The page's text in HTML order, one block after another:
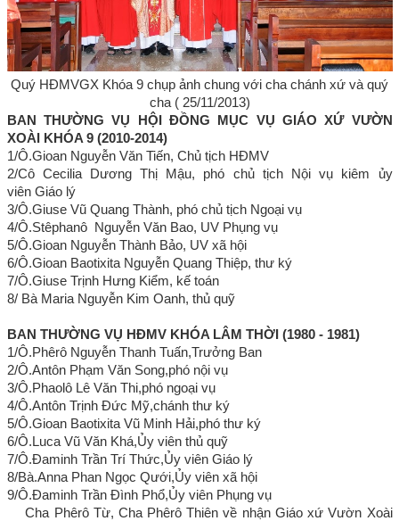
Quý HĐMVGX Khóa 9 chụp ảnh chung với cha chánh xứ và quý
cha ( 25/11/2013)
BAN THƯỜNG VỤ HỘI ĐỒNG MỤC VỤ GIÁO XỨ VƯỜN
XOÀI KHÓA 9 (2010-2014)
1/Ô.Gioan Nguyễn Văn Tiến, Chủ tịch HĐMV
2/Cô Cecilia Dương Thị Mậu, phó chủ tịch Nội vụ kiêm ủy
viên Giáo lý
3/Ô.Giuse Vũ Quang Thành, phó chủ tịch Ngoại vụ
4/Ô.Stêphanô Nguyễn Văn Bao, UV Phụng vụ
5/Ô.Gioan Nguyễn Thành Bảo, UV xã hội
6/Ô.Gioan Baotixita Nguyễn Quang Thiệp, thư ký
7/Ô.Giuse Trịnh Hưng Kiểm, kế toán
8/ Bà Maria Nguyễn Kim Oanh, thủ quỹ
BAN THƯỜNG VỤ HĐMV KHÓA LÂM THỜI (1980 - 1981)
1/Ô.Phêrô Nguyễn Thanh Tuấn,Trưởng Ban
2/Ô.Antôn Phạm Văn Song,phó nội vụ
3/Ô.Phaolô Lê Văn Thi,phó ngoại vụ
4/Ô.Antôn Trịnh Đức Mỹ,chánh thư ký
5/Ô.Gioan Baotixita Vũ Minh Hải,phó thư ký
6/Ô.Luca Vũ Văn Khá,Ủy viên thủ quỹ
7/Ô.Đaminh Trần Trí Thức,Ủy viên Giáo lý
8/Bà.Anna Phan Ngọc Qưới,Ủy viên xã hội
9/Ô.Đaminh Trần Đình Phổ,Ủy viên Phụng vụ
Cha Phêrô Từ, Cha Phêrô Thiên về nhận Giáo xứ Vườn Xoài